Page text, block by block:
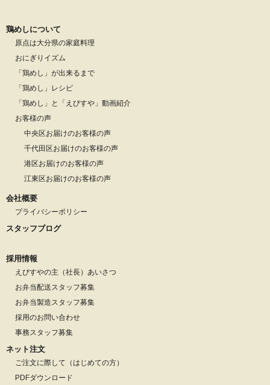
鶏めしについて
原点は大分県の家庭料理
おにぎりイズム
「鶏めし」が出来るまで
「鶏めし」レシピ
「鶏めし」と「えびすや」動画紹介
お客様の声
中央区お届けのお客様の声
千代田区お届けのお客様の声
港区お届けのお客様の声
江東区お届けのお客様の声
会社概要
プライバシーポリシー
スタッフブログ
採用情報
えびすやの主（社長）あいさつ
お弁当配送スタッフ募集
お弁当製造スタッフ募集
採用のお問い合わせ
事務スタッフ募集
ネット注文
ご注文に際して（はじめての方）
PDFダウンロード